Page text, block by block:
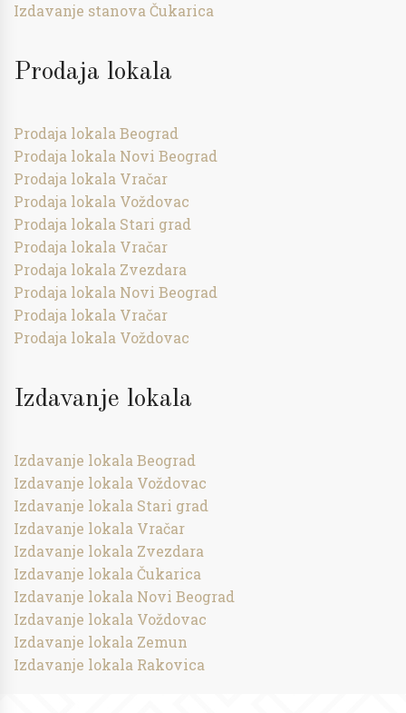
Izdavanje stanova Čukarica
Prodaja lokala
Prodaja lokala Beograd
Prodaja lokala Novi Beograd
Prodaja lokala Vračar
Prodaja lokala Voždovac
Prodaja lokala Stari grad
Prodaja lokala Vračar
Prodaja lokala Zvezdara
Prodaja lokala Novi Beograd
Prodaja lokala Vračar
Prodaja lokala Voždovac
Izdavanje lokala
Izdavanje lokala Beograd
Izdavanje lokala Voždovac
Izdavanje lokala Stari grad
Izdavanje lokala Vračar
Izdavanje lokala Zvezdara
Izdavanje lokala Čukarica
Izdavanje lokala Novi Beograd
Izdavanje lokala Voždovac
Izdavanje lokala Zemun
Izdavanje lokala Rakovica